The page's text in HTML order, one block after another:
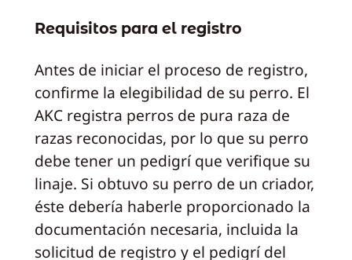
Requisitos para el registro
Antes de iniciar el proceso de registro,
confirme la elegibilidad de su perro. El
AKC registra perros de pura raza de
razas reconocidas, por lo que su perro
debe tener un pedigrí que verifique su
linaje. Si obtuvo su perro de un criador,
éste debería haberle proporcionado la
documentación necesaria, incluida la
solicitud de registro y el pedigrí del